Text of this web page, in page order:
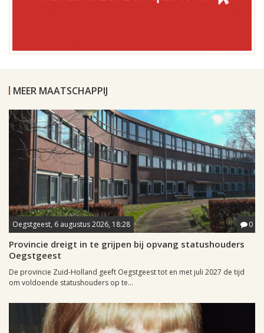
MEER MAATSCHAPPIJ
Oegstgeest, 6 augustus 2026, 18:28 0
Provincie dreigt in te grijpen bij opvang statushouders
Oegstgeest
De provincie Zuid-Holland geeft Oegstgeest tot en met juli 2027 de tijd
om voldoende statushouders op te...